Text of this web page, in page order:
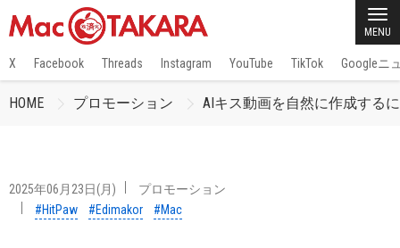
MENU
X Facebook Threads Instagram YouTube TikTok Googleニ
HOME プロモーション AIキス動画を自然に作成する
2025年06月23日(月)
プロモーション
#HitPaw
#Edimakor #Mac